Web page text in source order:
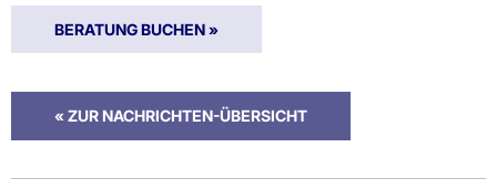
BERATUNG BUCHEN »
« ZUR NACHRICHTEN-ÜBERSICHT